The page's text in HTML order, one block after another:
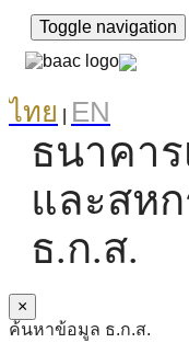
Toggle navigation
ไทย EN
ธนาคาร
และสห
ธ.ก.ส.
×
ค้นหาข้อมูล ธ.ก.ส.